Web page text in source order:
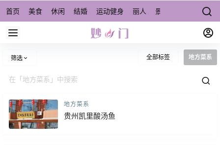
首页 美食 休闲 结婚 运动健身 丽人 景点/周边游 宠物
筛选 全部标签 地方菜系
地方菜系
贵州凯里酸汤鱼